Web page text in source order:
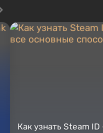
Как узнать Steam